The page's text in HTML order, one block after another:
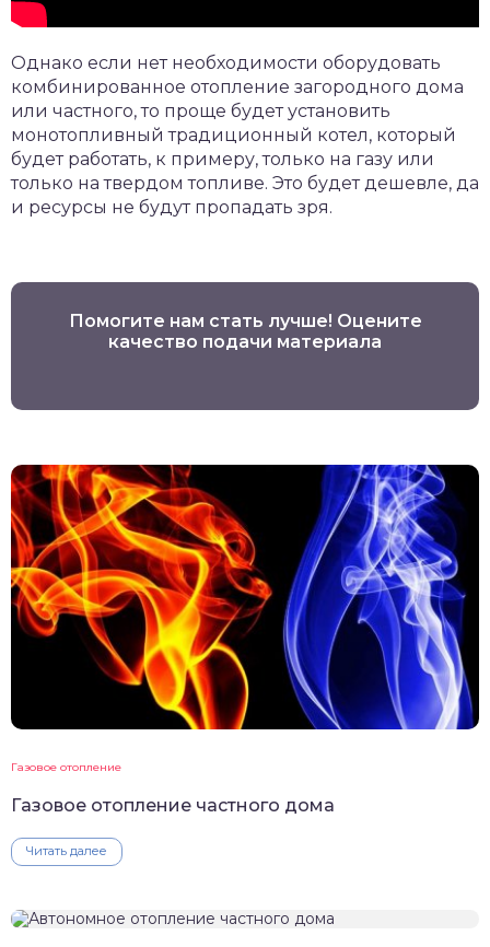
Однако если нет необходимости оборудовать
комбинированное отопление загородного дома
или частного, то проще будет установить
монотопливный традиционный котел, который
будет работать, к примеру, только на газу или
только на твердом топливе. Это будет дешевле, да
и ресурсы не будут пропадать зря.
Помогите нам стать лучше! Оцените
качество подачи материала
Газовое отопление
Газовое отопление частного дома
Читать далее